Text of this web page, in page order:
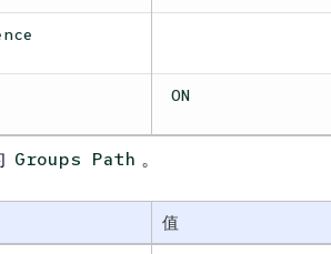
ON
Groups Path 。
值